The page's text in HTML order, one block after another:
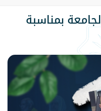
بمناسبة